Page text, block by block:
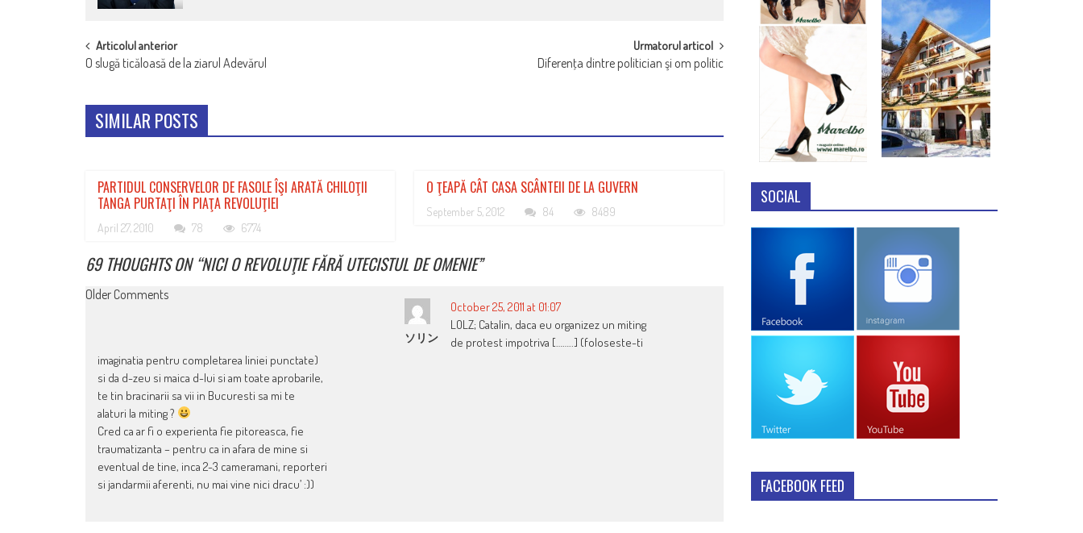
POST
NAVIGATION
Articolul anterior
O slugă ticăloasă de la ziarul Adevărul
Urmatorul articol
Diferenţa dintre politician şi om politic
SIMILAR POSTS
PARTIDUL CONSERVELOR DE FASOLE ÎŞI ARATĂ CHILOŢII
TANGA PURTAŢI ÎN PIAŢA REVOLUŢIEI
April 27, 2010 78 6774
O ŢEAPĂ CÂT CASA SCÂNTEII DE LA GUVERN
September 5, 2012 84 8489
69 THOUGHTS ON “NICI O REVOLUŢIE FĂRĂ UTECISTUL DE OMENIE”
COMMENT
Older Comments
ソリン
October 25, 2011 at 01:07
LOLZ; Catalin, daca eu organizez un miting
de protest impotriva [……..] (foloseste-ti
imaginatia pentru completarea liniei punctate)
si da d-zeu si maica d-lui si am toate aprobarile,
te tin bracinarii sa vii in Bucuresti sa mi te
alaturi la miting ?
Cred ca ar fi o experienta fie pitoreasca, fie
traumatizanta – pentru ca in afara de mine si
eventual de tine, inca 2-3 cameramani, reporteri
si jandarmii aferenti, nu mai vine nici dracu’ :))
SOCIAL
FACEBOOK FEED